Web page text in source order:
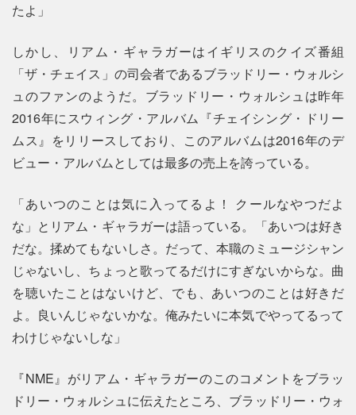
たよ」
しかし、リアム・ギャラガーはイギリスのクイズ番組
「ザ・チェイス」の司会者であるブラッドリー・ウォルシ
ュのファンのようだ。ブラッドリー・ウォルシュは昨年
2016年にスウィング・アルバム『チェイシング・ドリー
ムス』をリリースしており、このアルバムは2016年のデ
ビュー・アルバムとしては最多の売上を誇っている。
「あいつのことは気に入ってるよ！ クールなやつだよ
な」とリアム・ギャラガーは語っている。「あいつは好き
だな。揉めてもないしさ。だって、本職のミュージシャン
じゃないし、ちょっと歌ってるだけにすぎないからな。曲
を聴いたことはないけど、でも、あいつのことは好きだ
よ。良いんじゃないかな。俺みたいに本気でやってるって
わけじゃないしな」
『NME』がリアム・ギャラガーのこのコメントをブラッ
ドリー・ウォルシュに伝えたところ、ブラッドリー・ウォ